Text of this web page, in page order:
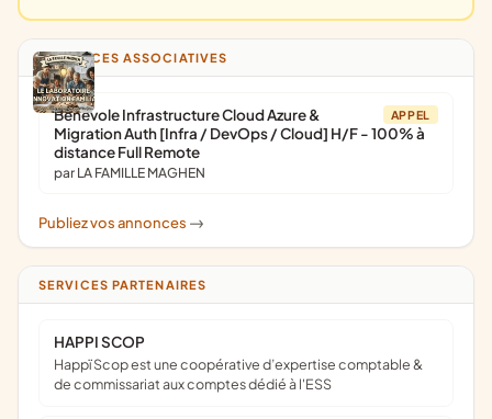
ANNONCES ASSOCIATIVES
APPEL
Bénévole Infrastructure Cloud Azure &
Migration Auth [Infra / DevOps / Cloud] H/F - 100% à
distance Full Remote
par LA FAMILLE MAGHEN
Publiez vos annonces ->
SERVICES PARTENAIRES
HAPPI SCOP
Happï Scop est une coopérative d’expertise comptable &
de commissariat aux comptes dédié à l'ESS